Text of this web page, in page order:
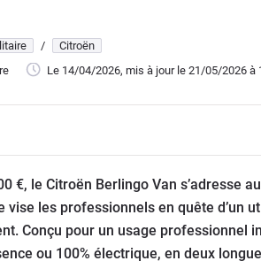
/
Citroën
Le 14/04/2026, mis à jour le 21/05/2026 à
€, le Citroën Berlingo Van s’adresse
vise les professionnels en quête d’un
Conçu pour un usage professionnel
ou 100% électrique, en deux